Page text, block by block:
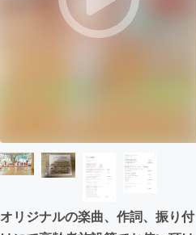
ビジネス・起業
オリジナルの楽曲、作詞、振り付